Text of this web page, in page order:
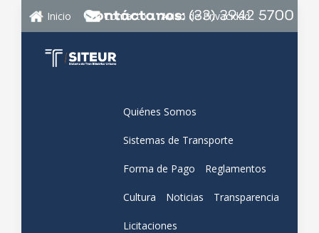
Inicio Contacto Aviso de Privacidad
Quiénes Somos
Sistemas de Transporte
Forma de Pago Reglamentos
Cultura Noticias Transparencia
Licitaciones